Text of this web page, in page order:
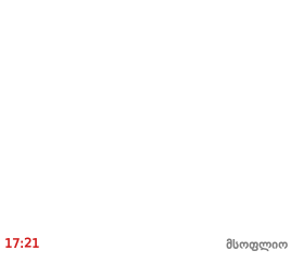
17:21 მსოფლიო